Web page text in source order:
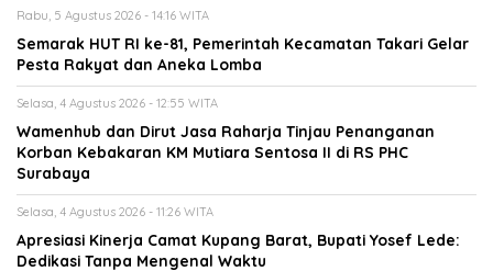
Rabu, 5 Agustus 2026 - 14:16 WITA
Semarak HUT RI ke-81, Pemerintah Kecamatan Takari Gelar
Pesta Rakyat dan Aneka Lomba
Selasa, 4 Agustus 2026 - 12:55 WITA
Wamenhub dan Dirut Jasa Raharja Tinjau Penanganan
Korban Kebakaran KM Mutiara Sentosa II di RS PHC
Surabaya
Selasa, 4 Agustus 2026 - 11:26 WITA
Apresiasi Kinerja Camat Kupang Barat, Bupati Yosef Lede:
Dedikasi Tanpa Mengenal Waktu